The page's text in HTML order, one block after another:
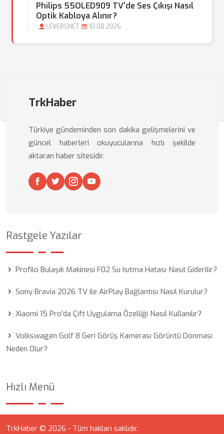
Philips 55OLED909 TV'de Ses Çıkışı Nasıl
Optik Kabloya Alınır?
LEVERSNET 10.08.2026
TrkHaber
Türkiye gündeminden son dakika gelişmelerini ve
güncel haberleri okuyucularına hızlı şekilde
aktaran haber sitesidir.
Rastgele Yazılar
Profilo Bulaşık Makinesi F02 Su Isıtma Hatası Nasıl Giderilir?
Sony Bravia 2026 TV ile AirPlay Bağlantısı Nasıl Kurulur?
Xiaomi 15 Pro'da Çift Uygulama Özelliği Nasıl Kullanılır?
Volkswagen Golf 8 Geri Görüş Kamerası Görüntü Donması
Neden Olur?
Hızlı Menü
TrkHaber © 2026 - Tüm hakları saklıdır.